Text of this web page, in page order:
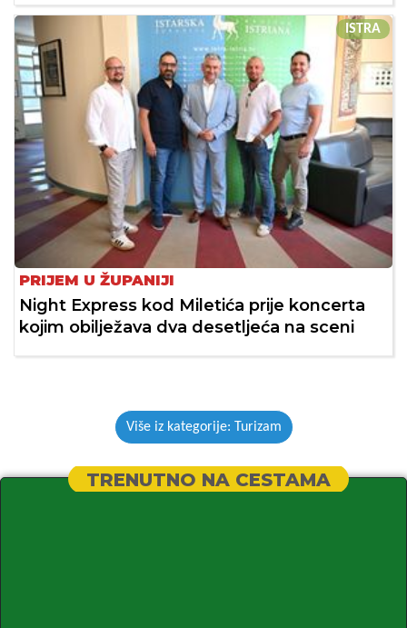
ISTRA
PRIJEM U ŽUPANIJI
Night Express kod Miletića prije koncerta
kojim obilježava dva desetljeća na sceni
Više iz kategorije: Turizam
TRENUTNO NA CESTAMA